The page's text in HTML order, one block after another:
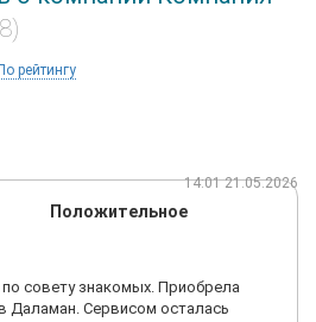
По рейтингу
14:01 21.05.2026
Положительное
совету знакомых. Приобрела
Даламан. Сервисом осталась